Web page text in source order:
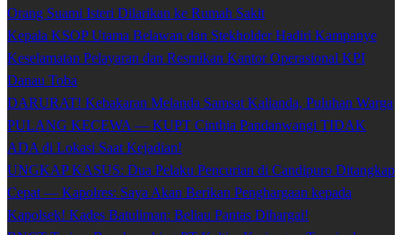
Orang Suami Isteri Dilarikan ke Rumah Sakit
Kepala KSOP Utama Belawan dan Stekholder Hadiri Kampanye
Keselamatan Pelayaran dan Resmikan Kantor Operasional KPI
Danau Toba
DARURAT! Kebakaran Melanda Samsat Kalianda, Puluhan Warga
PULANG KECEWA — KUPT Cinthia Pandanwangi TIDAK
ADA di Lokasi Saat Kejadian!
UNGKAP KASUS: Dua Pelaku Pencurian di Candipuro Ditangkap
Cepat — Kapolres: Saya Akan Berikan Penghargaan kepada
Kapolsek! Kades Batuliman: Beliau Pantas Dihargai!